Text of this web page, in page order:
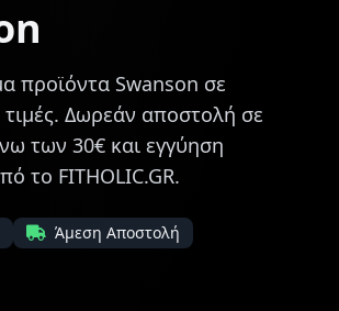
προϊόντα Swanson σε
τιμές. Δωρεάν αποστολή σε
των 30€ και εγγύηση
το FITHOLIC.GR.
Άμεση Αποστολή